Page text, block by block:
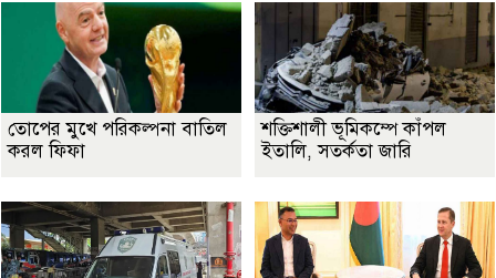
তোপের মুখে পরিকল্পনা বাতিল
করল ফিফা
শক্তিশালী ভূমিকম্পে কাঁপল
ইতালি, সতর্কতা জারি